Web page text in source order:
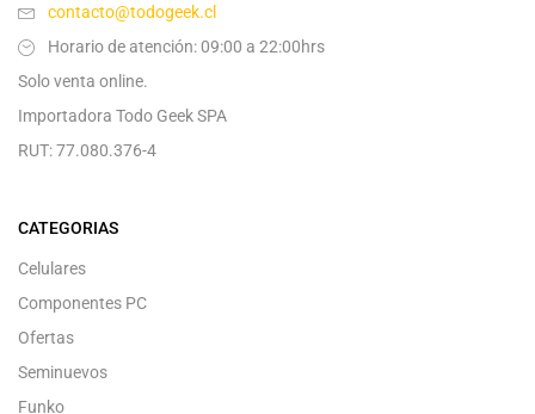
contacto@todogeek.cl
Horario de atención: 09:00 a 22:00hrs
Solo venta online.
Importadora Todo Geek SPA
RUT: 77.080.376-4
CATEGORIAS
Celulares
Componentes PC
Ofertas
Seminuevos
Funko